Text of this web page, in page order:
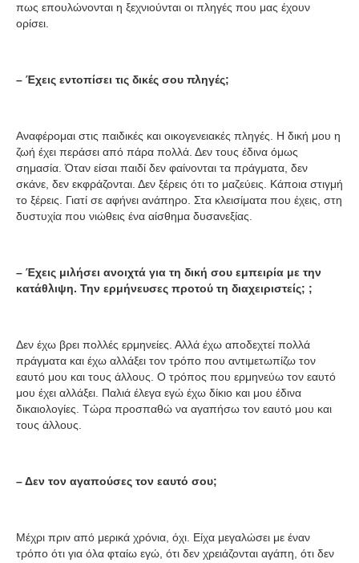
πως επουλώνονται η ξεχνιούνται οι πληγές που μας έχουν
ορίσει.
– Έχεις εντοπίσει τις δικές σου πληγές;
Αναφέρομαι στις παιδικές και οικογενειακές πληγές. Η δική μου η
ζωή έχει περάσει από πάρα πολλά. Δεν τους έδινα όμως
σημασία. Όταν είσαι παιδί δεν φαίνονται τα πράγματα, δεν
σκάνε, δεν εκφράζονται. Δεν ξέρεις ότι το μαζεύεις. Κάποια στιγμή
το ξέρεις. Γιατί σε αφήνει ανάπηρο. Στα κλεισίματα που έχεις, στη
δυστυχία που νιώθεις ένα αίσθημα δυσανεξίας.
– Έχεις μιλήσει ανοιχτά για τη δική σου εμπειρία με την
κατάθλιψη. Την ερμήνευσες προτού τη διαχειριστείς; ;
Δεν έχω βρει πολλές ερμηνείες. Αλλά έχω αποδεχτεί πολλά
πράγματα και έχω αλλάξει τον τρόπο που αντιμετωπίζω τον
εαυτό μου και τους άλλους. Ο τρόπος που ερμηνεύω τον εαυτό
μου έχει αλλάξει. Παλιά έλεγα εγώ έχω δίκιο και μου έδινα
δικαιολογίες. Τώρα προσπαθώ να αγαπήσω τον εαυτό μου και
τους άλλους.
– Δεν τον αγαπούσες τον εαυτό σου;
Μέχρι πριν από μερικά χρόνια, όχι. Είχα μεγαλώσει με έναν
τρόπο ότι για όλα φταίω εγώ, ότι δεν χρειάζονται αγάπη, ότι δεν